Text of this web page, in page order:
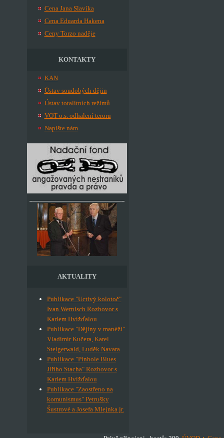
Cena Jana Slavíka
Cena Eduarda Hakena
Ceny Torzo naděje
KONTAKTY
KAN
Ústav soudobých dějin
Ústav totalitních režimů
VOT o.s. odhalení teroru
Napište nám
AKTUALITY
Publikace "Uctivý kolotoč"
Ivan Wernisch Rozhovor s
Karlem Hvížďalou
Publikace "Dějiny v manéži"
Vladimír Kučera, Karel
Steigerwald, Luděk Navara
Publikace "Pinhole Blues
Jiřího Stacha" Rozhovor s
Karlem Hvížďalou
Publikace "Zaostřeno na
komunismus" Petrušky
Šustrové a Josefa Mlejnka jr.